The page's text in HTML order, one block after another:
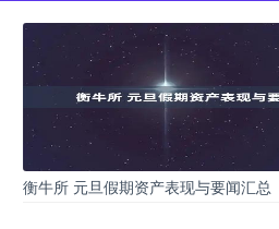
衡牛所 元旦假期资产表现与要闻汇总